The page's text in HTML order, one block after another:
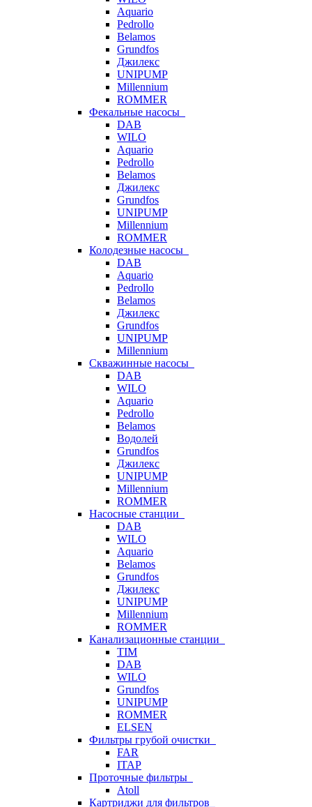
Aquario
Pedrollo
Belamos
Grundfos
Джилекс
UNIPUMP
Millennium
ROMMER
Фекальные насосы
DAB
WILO
Aquario
Pedrollo
Belamos
Джилекс
Grundfos
UNIPUMP
Millennium
ROMMER
Колодезные насосы
DAB
Aquario
Pedrollo
Belamos
Джилекс
Grundfos
UNIPUMP
Millennium
Скважинные насосы
DAB
WILO
Aquario
Pedrollo
Belamos
Водолей
Grundfos
Джилекс
UNIPUMP
Millennium
ROMMER
Насосные станции
DAB
WILO
Aquario
Belamos
Grundfos
Джилекс
UNIPUMP
Millennium
ROMMER
Канализационные станции
TIM
DAB
WILO
Grundfos
UNIPUMP
ROMMER
ELSEN
Фильтры грубой очистки
FAR
ITAP
Проточные фильтры
Atoll
Картриджи для фильтров